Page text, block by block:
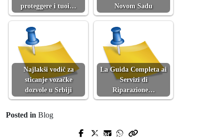
proteggere i tuoi…
Novom Sadu
Najlakši vodič za
sticanje vozačke
dozvole u Srbiji
La Guida Completa ai
Servizi di
Riparazione…
Posted in Blog
Prev Post
Next Post